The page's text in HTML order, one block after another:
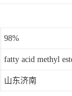
98%
fatty acid methyl
山东济南